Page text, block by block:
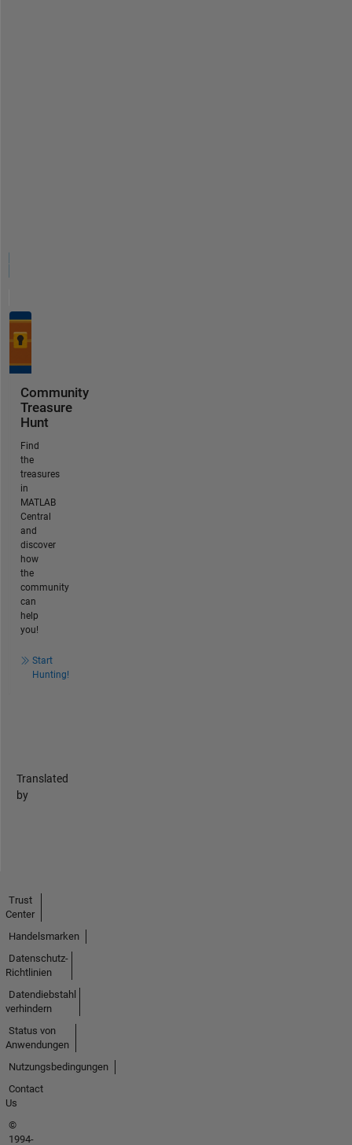
Community
Treasure
Hunt
Find
the
treasures
in
MATLAB
Central
and
discover
how
the
community
can
help
you!
Start
Hunting!
Translated
by
Trust
Center
Handelsmarken
Datenschutz-
Richtlinien
Datendiebstahl
verhindern
Status von
Anwendungen
Nutzungsbedingungen
Contact
Us
©
1994-